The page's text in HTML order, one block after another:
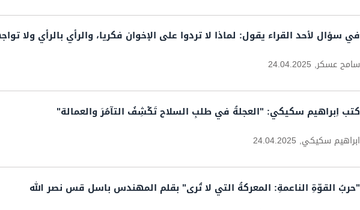
‏في سؤال لأحد القراء يقول: لماذا لا تردوا على الإخوان فكريا، والرأي بالرأي ولا
سامح عسكر, 24.04.2025
كتب اِبراهيم سكيكي: "العجلةُ في طلبِ السلاح تَكْشِفُ التآمُرَ والعمالة"
ابراهيم سكيكي, 24.04.2025
"حربُ القوّةِ الناعمةِ: المعركةُ التي لا تُرى" بقلم المهندس باسل قس نصر الله